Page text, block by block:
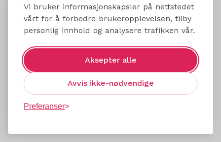
Vi bruker informasjonskapsler på nettstedet
vårt for å forbedre brukeropplevelsen, tilby
personlig innhold og analysere trafikken vår.
Aksepter alle
Avvis ikke-nødvendige
Preferanser